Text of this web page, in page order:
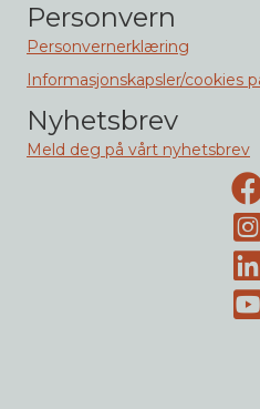
Personvern
Personvernerklæring
Informasjonskapsler/cookies
Nyhetsbrev
Meld deg på vårt nyhetsbrev